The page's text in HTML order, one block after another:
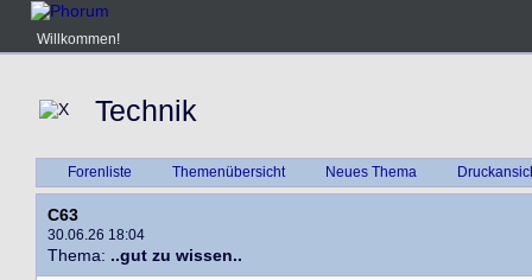
Willkommen!
Technik
Forenliste Themenübersicht Neues Thema
C63
30.06.26 18:04
Thema: ..gut zu wissen..